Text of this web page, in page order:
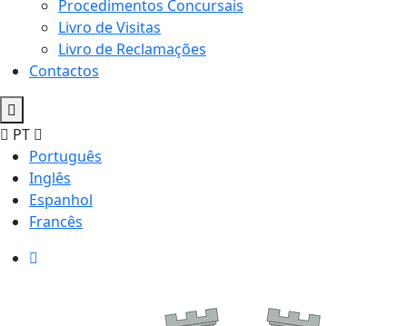
Procedimentos Concursais
Livro de Visitas
Livro de Reclamações
Contactos
PT
Português
Inglês
Espanhol
Francês